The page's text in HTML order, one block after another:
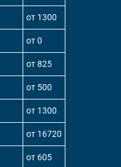
от 1300
от 0
от 825
от 500
от 1300
от 16720
от 605